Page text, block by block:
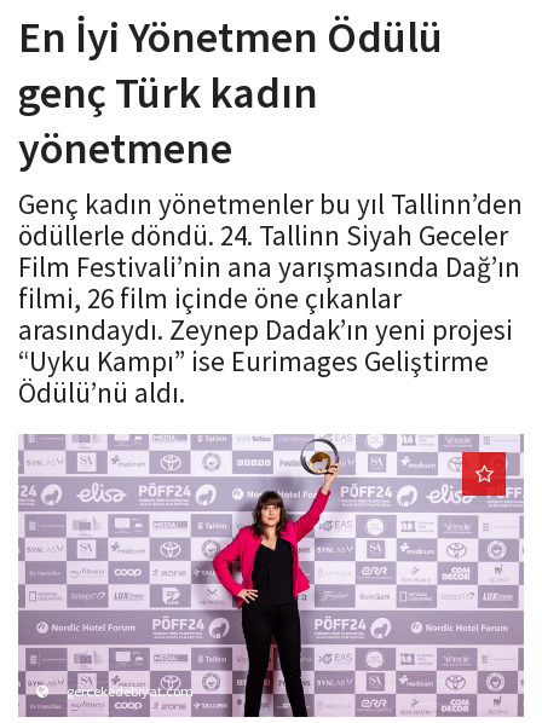
v
g
a
t
o
n
En İyi Yönetmen Ödülü
genç Türk kadın
yönetmene
Genç kadın yönetmenler bu yıl Tallinn’den
ödüllerle döndü. 24. Tallinn Siyah Geceler
Film Festivali’nin ana yarışmasında Dağ’ın
filmi, 26 film içinde öne çıkanlar
arasındaydı. Zeynep Dadak’ın yeni projesi
“Uyku Kampı” ise Eurimages Geliştirme
Ödülü’nü aldı.
gercekedebiyat.com